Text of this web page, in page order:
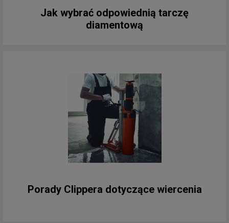
Jak wybrać odpowiednią tarczę
diamentową
Porady Clippera dotyczące wiercenia